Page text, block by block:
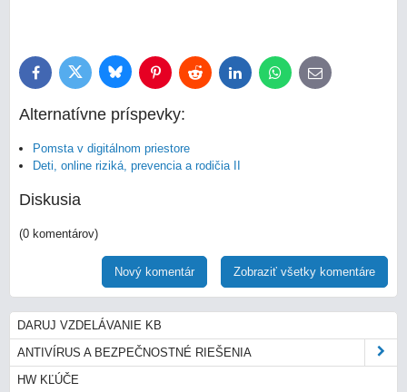
FacebookTwitter BlueskyPinterestReddit LinkedInWhatsApp
E-
mail
Alternatívne príspevky:
Pomsta v digitálnom priestore
Deti, online riziká, prevencia a rodičia II
Diskusia
(0 komentárov)
Zobraziť všetky komentáre
Nový komentár
DARUJ VZDELÁVANIE KB
ANTIVÍRUS A BEZPEČNOSTNÉ RIEŠENIA
HW KĽÚČE